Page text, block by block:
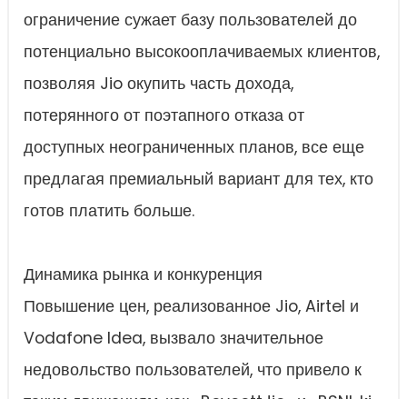
ограничение сужает базу пользователей до
потенциально высокооплачиваемых клиентов,
позволяя Jio окупить часть дохода,
потерянного от поэтапного отказа от
доступных неограниченных планов, все еще
предлагая премиальный вариант для тех, кто
готов платить больше.
Динамика рынка и конкуренция
Повышение цен, реализованное Jio, Airtel и
Vodafone Idea, вызвало значительное
недовольство пользователей, что привело к